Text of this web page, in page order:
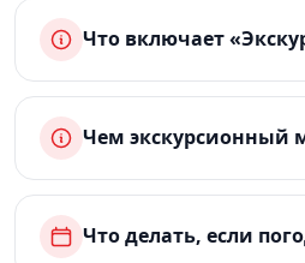
Что включает
Чем экскурсионный
Что делать, если